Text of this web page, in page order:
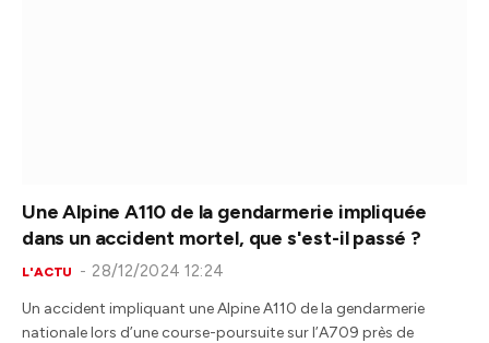
Une Alpine A110 de la gendarmerie impliquée
dans un accident mortel, que s'est-il passé ?
L'ACTU 28/12/2024 12:24
Un accident impliquant une Alpine A110 de la gendarmerie
nationale lors d’une course-poursuite sur l’A709 près de